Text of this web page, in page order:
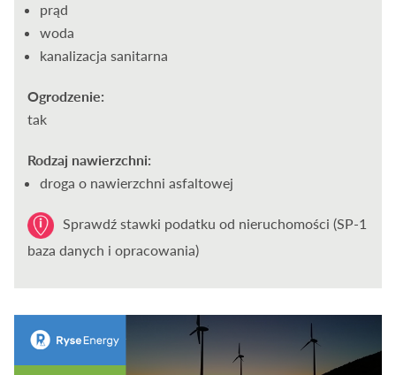
prąd
woda
kanalizacja sanitarna
Ogrodzenie:
tak
Rodzaj nawierzchni:
droga o nawierzchni asfaltowej
Sprawdź stawki podatku od nieruchomości (SP-1
baza danych i opracowania)